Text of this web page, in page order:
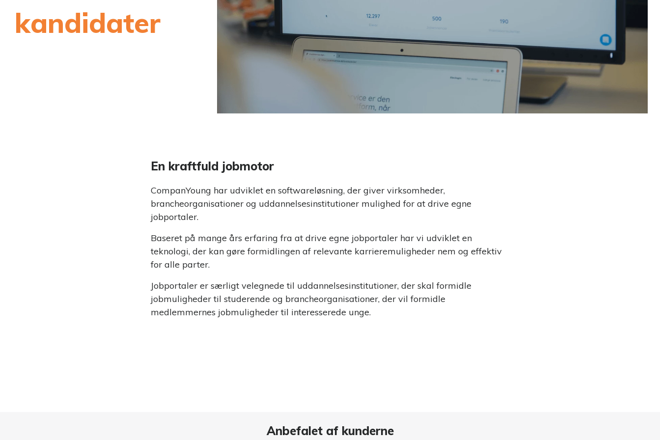
Eventmanagementsystem
Kombiner eventhåndtering med
Praktikmål.dk
Skab overblik over elevens/lærlingens
praktikmål
kandidater
En kraftfuld jobmotor
CompanYoung har udviklet en softwareløsning, der giver virksomheder,
brancheorganisationer og uddannelsesinstitutioner mulighed for at drive egne
jobportaler.
Baseret på mange års erfaring fra at drive egne jobportaler har vi udviklet en
teknologi, der kan gøre formidlingen af relevante karrieremuligheder nem og effektiv
for alle parter.
Jobportaler er særligt velegnede til uddannelsesinstitutioner, der skal formidle
jobmuligheder til studerende og brancheorganisationer, der vil formidle
medlemmernes jobmuligheder til interesserede unge.
Anbefalet af kunderne